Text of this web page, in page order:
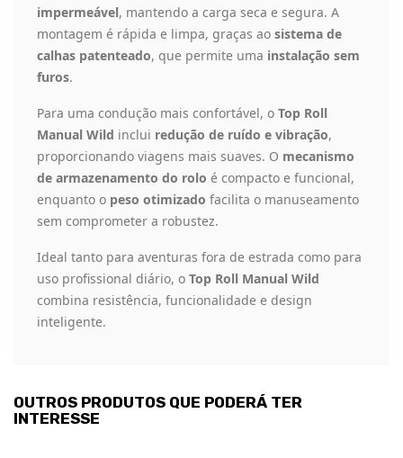
impermeável, mantendo a carga seca e segura. A
montagem é rápida e limpa, graças ao sistema de
calhas patenteado, que permite uma instalação sem
furos.
Para uma condução mais confortável, o Top Roll
Manual Wild inclui redução de ruído e vibração,
proporcionando viagens mais suaves. O mecanismo
de armazenamento do rolo é compacto e funcional,
enquanto o peso otimizado facilita o manuseamento
sem comprometer a robustez.
Ideal tanto para aventuras fora de estrada como para
uso profissional diário, o Top Roll Manual Wild
combina resistência, funcionalidade e design
inteligente.
OUTROS PRODUTOS QUE PODERÁ TER
INTERESSE